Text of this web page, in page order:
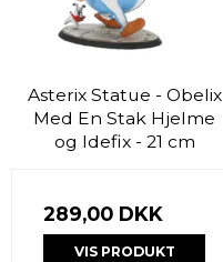
Asterix Statue - Obelix
Med En Stak Hjelme
og Idefix - 21 cm
289,00 DKK
VIS PRODUKT